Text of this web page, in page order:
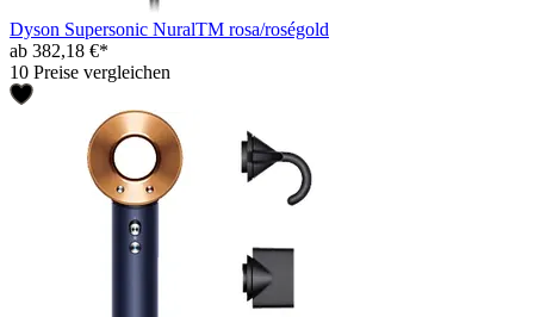
Dyson Supersonic NuralTM rosa/roségold
ab 382,18 €*
10 Preise vergleichen